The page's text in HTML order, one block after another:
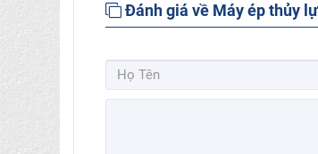
Đánh giá về Máy ép thủy